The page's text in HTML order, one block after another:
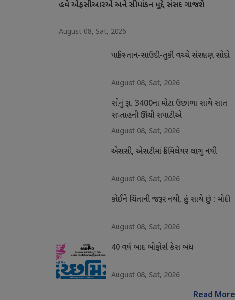
હવે એફસીઆરએ અને સીમાંકન મુદ્દે સંસદ ગાજશે
August 08, Sat, 2026
પાકિસ્તાન-સાઉદી-તુર્કી વચ્ચે સંરક્ષણ સોદો
August 08, Sat, 2026
સોનું રૂા. 3400ના મોટા ઉછાળા સાથે સાત
સપ્તાહની ઊંચી સપાટીએ
August 08, Sat, 2026
એસસી, એસટીમાં ક્રિમિલેયર લાગુ નથી
August 08, Sat, 2026
કોઈને ચિંતાની જરૂર નથી, હું સાથે છું : મોદી
August 08, Sat, 2026
40 વર્ષ બાદ બોફોર્સ કેસ બંધ
August 08, Sat, 2026
Read More